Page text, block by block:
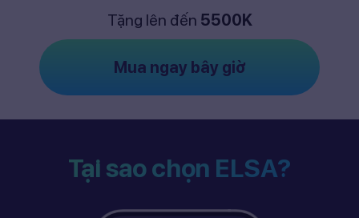
Tặng lên đến 5500K
Mua ngay bây giờ
Tại sao chọn ELSA?